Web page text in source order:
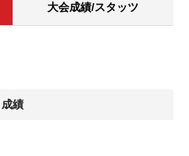
大会成績/スタッツ
成績